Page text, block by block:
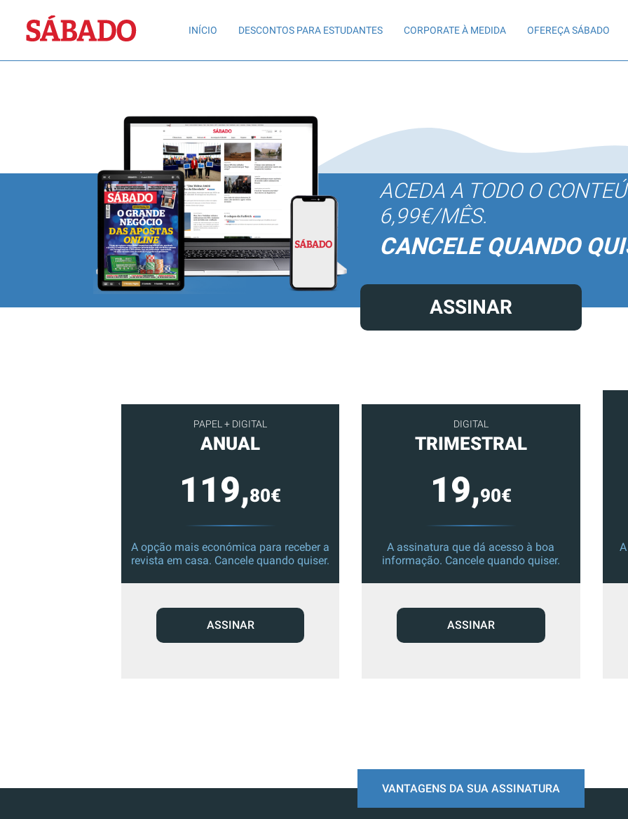
Sábado
INÍCIO DESCONTOS PARA ESTUDANTES CORPORATE À MEDIDA OFEREÇA SÁBADO
ACEDA A TODO O
6,99€/MÊS.
CANCELE QUANDO
ASSINAR
PAPEL + DIGITAL
ANUAL
119,80€
A opção mais económica para receber a
revista em casa. Cancele quando quiser.
ASSINAR
DIGITAL
TRIMESTRAL
19,90€
A assinatura que dá acesso à boa
informação. Cancele quando quiser.
ASSINAR
VANTAGENS DA SUA ASSINATURA